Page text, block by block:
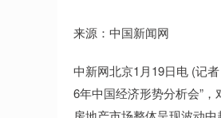
来源：中国新闻网
中新网北京1月19日电 (记
6年中国经济形势分析会”